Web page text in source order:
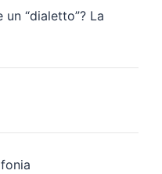
“dialetto”? La